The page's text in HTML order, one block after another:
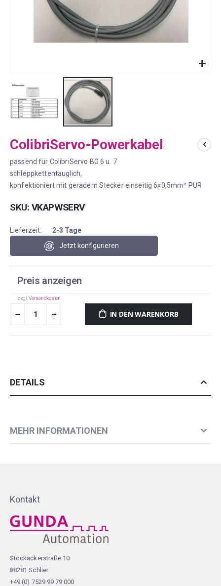
Anfang
der
Bildergalerie
springen
ColibriServo-Powerkabel
passend für ColibriServo BG 6 u. 7
schleppkettentauglich,
konfektioniert mit geradem Stecker einseitig 6x0,5mm² PUR
SKU VKAPWSERV
Lieferzeit:
2-3 Tage
Jetzt konfigurieren
Preis anzeigen
zzgl.Versandkosten
IN DEN WARENKORB
DETAILS
MEHR INFORMATIONEN
Kontakt
Stockäckerstraße 10
88281 Schlier
+49 (0) 7529 99 79 000